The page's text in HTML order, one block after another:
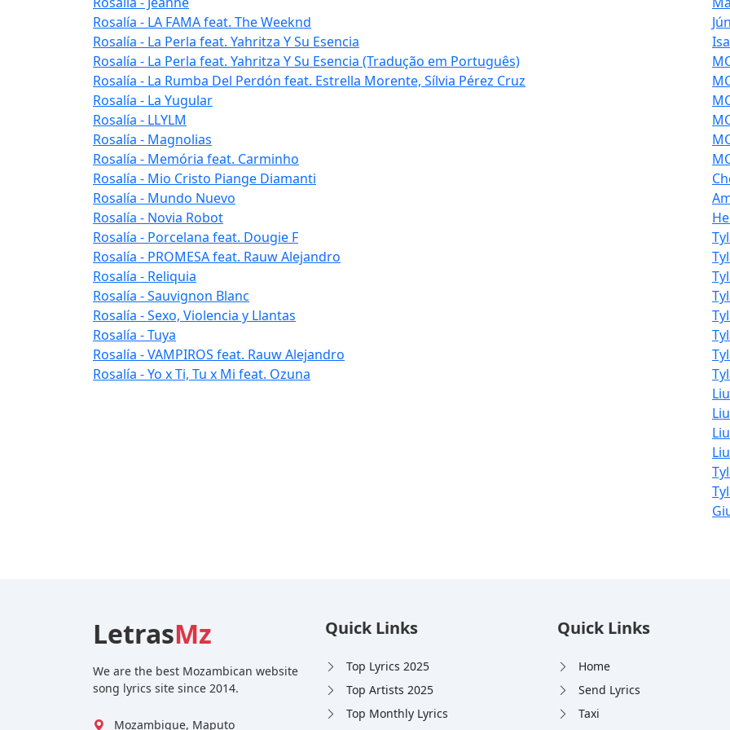
Rosalía - LA FAMA feat. The Weeknd
Rosalía - La Perla feat. Yahritza Y Su Esencia
Rosalía - La Perla feat. Yahritza Y Su Esencia (Tradução em Português)
Rosalía - La Rumba Del Perdón feat. Estrella Morente, Sílvia Pérez Cruz
Rosalía - La Yugular
Rosalía - LLYLM
Rosalía - Magnolias
Rosalía - Memória feat. Carminho
Rosalía - Mio Cristo Piange Diamanti
Rosalía - Mundo Nuevo
Rosalía - Novia Robot
Rosalía - Porcelana feat. Dougie F
Rosalía - PROMESA feat. Rauw Alejandro
Rosalía - Reliquia
Rosalía - Sauvignon Blanc
Rosalía - Sexo, Violencia y Llantas
Rosalía - Tuya
Rosalía - VAMPIROS feat. Rauw Alejandro
Rosalía - Yo x Ti, Tu x Mi feat. Ozuna
LetrasMz
We are the best Mozambican website
song lyrics site since 2014.
Mozambique, Maputo
Quick Links
Top Lyrics 2025
Top Artists 2025
Top Monthly Lyrics
Quick Links
Home
Send Lyrics
Taxi